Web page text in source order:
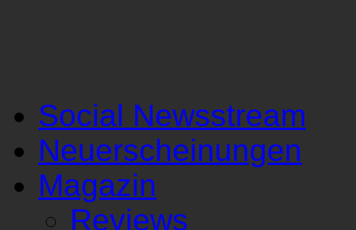
Social Newsstream
Neuerscheinungen
Magazin
Reviews